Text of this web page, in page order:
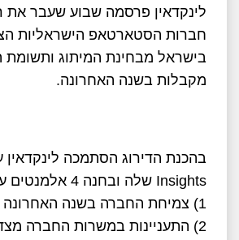
חברות הסטארטאפ הישראליות
בישראל מבחינת המיתוג ותשומת
מקבלות בשנה האחרונה.
בהכנת הדירוג הסתמכה
Insights שלה ובחנה 4 אלמנטים עיקריים:
1) צמיחת החברה בשנה האחרונה
2) התעניינות במשרות החברה מצד מחפשי עבודה